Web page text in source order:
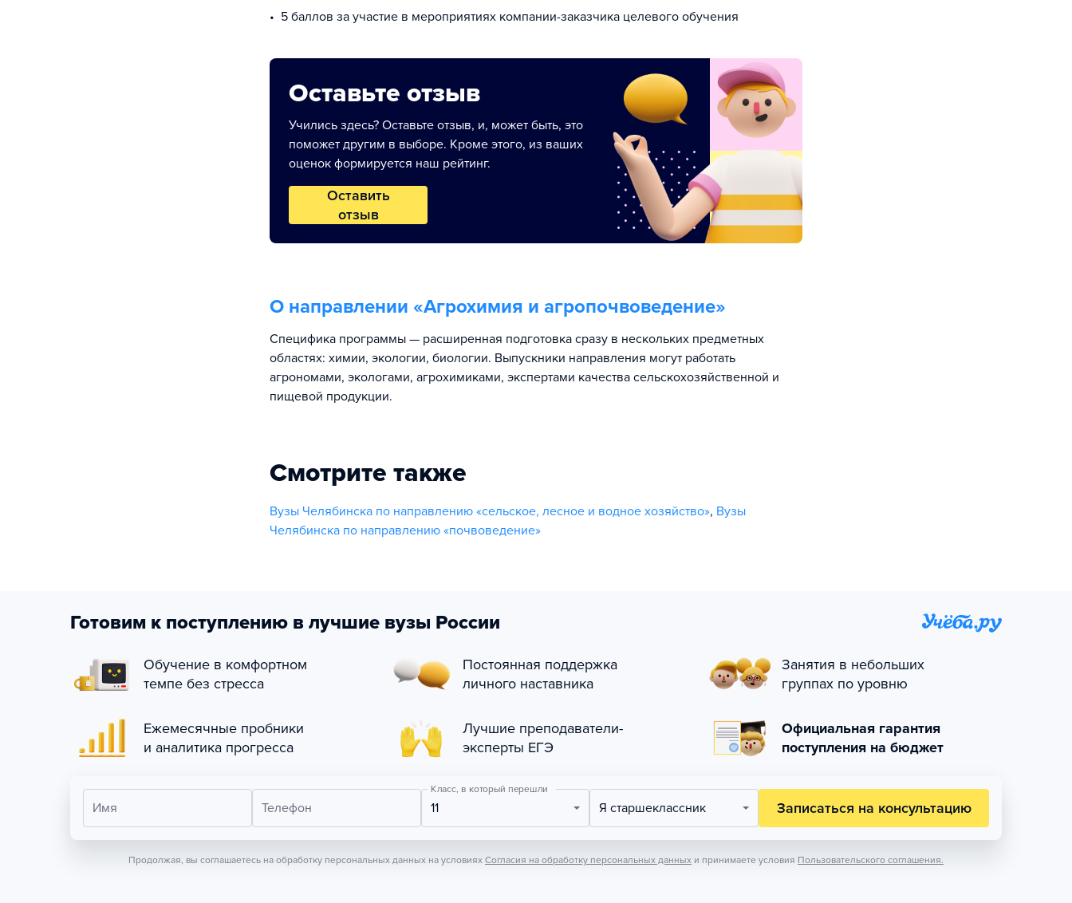
5 баллов за участие в мероприятиях компании-заказчика целевого обучения
Оставьте отзыв
Учились здесь? Оставьте отзыв, и, может быть, это
поможет другим в выборе. Кроме этого, из ваших
оценок формируется наш рейтинг.
Оставить
отзыв
О направлении «Агрохимия и агропочвоведение»
Специфика программы — расширенная подготовка сразу в нескольких предметных
областях: химии, экологии, биологии. Выпускники направления могут работать
агрономами, экологами, агрохимиками, экспертами качества сельскохозяйственной и
пищевой продукции.
Смотрите также
Вузы Челябинска по направлению «сельское, лесное и водное хозяйство», Вузы
Челябинска по направлению «почвоведение»
Готовим к поступлению в лучшие вузы России
Обучение в комфортном
темпе без стресса
Постоянная поддержка
личного наставника
Занятия в небольших
группах по уровню
Ежемесячные пробники
и аналитика прогресса
Лучшие преподаватели-
эксперты ЕГЭ
Официальная гарантия
поступления на бюджет
Имя Телефон
Класс, в который перешли
11 Я старшеклассник Записаться на консультацию
Продолжая, вы соглашаетесь на обработку персональных данных на условиях Согласия на обработку персональных данных и принимаете условия Пользовательского соглашения.